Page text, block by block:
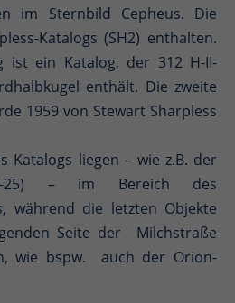
im Sternbild Cepheus. Die
Katalogs (SH2) enthalten.
ist ein Katalog, der 312 H-II-
enthält. Die zweite
1959 von Stewart Sharpless
Katalogs liegen – wie z.B. der
25) – im Bereich des
während die letzten Objekte
Seite der Milchstraße
wie bspw. auch der Orion-